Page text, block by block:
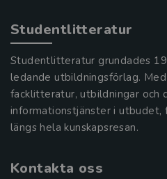
Studentlitteratur
Studentlitteratur grundades
ledande utbildningsförlag.
facklitteratur, utbildningar och
informationstjänster i
längs hela kunskapsresan.
Kontakta oss